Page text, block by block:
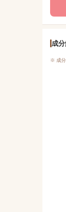
成
※ 成分